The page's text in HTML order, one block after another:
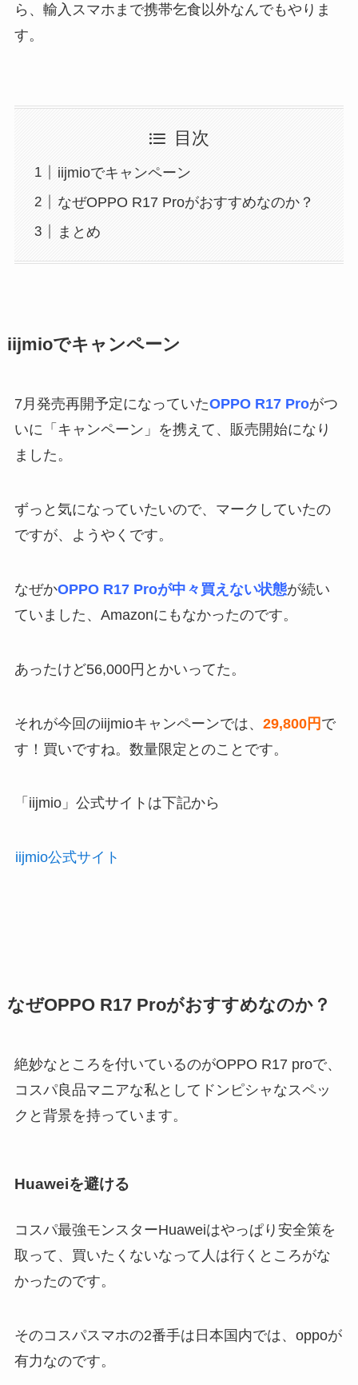
ら、輸入スマホまで携帯乞食以外なんでもやりま
す。
目次
iijmioでキャンペーン
なぜOPPO R17 Proがおすすめなのか？
まとめ
iijmioでキャンペーン
7月発売再開予定になっていたOPPO R17 Proがつ
いに「キャンペーン」を携えて、販売開始になり
ました。
ずっと気になっていたいので、マークしていたの
ですが、ようやくです。
なぜかOPPO R17 Proが中々買えない状態が続い
ていました、Amazonにもなかったのです。
あったけど56,000円とかいってた。
それが今回のiijmioキャンペーンでは、 29,800円 で
す！買いですね。数量限定とのことです。
「iijmio」公式サイトは下記から
iijmio公式サイト
なぜOPPO R17 Proがおすすめなのか？
絶妙なところを付いているのがOPPO R17 proで、
コスパ良品マニアな私としてドンピシャなスペッ
クと背景を持っています。
Huaweiを避ける
コスパ最強モンスターHuaweiはやっぱり安全策を
取って、買いたくないなって人は行くところがな
かったのです。
そのコスパスマホの2番手は日本国内では、oppoが
有力なのです。